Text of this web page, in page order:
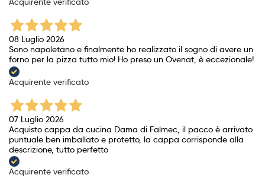
08 Luglio 2026
Sono napoletano e finalmente ho realizzato il sogno di avere un
forno per la pizza tutto mio! Ho preso un Ovenat, è eccezionale!
Acquirente verificato
07 Luglio 2026
Acquisto cappa da cucina Dama di Falmec, il pacco è arrivato
puntuale ben imballato e protetto, la cappa corrisponde alla
descrizione, tutto perfetto
Acquirente verificato